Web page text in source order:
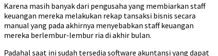
Karena masih banyak dari pengusaha yang membiarkan staff
keuangan mereka melakukan rekap tansaksi bisnis secara
manual yang pada akhirnya menyebabkan staff keuangan
mereka berlembur-lembur ria di akhir bulan.
Padahal saat ini sudah tersedia software akuntansi yang dapat